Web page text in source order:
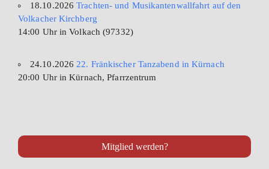
18.10.2026Trachten- und Musikantenwallfahrt auf den
Volkacher Kirchberg
14:00 Uhr in Volkach (97332)
24.10.2026 22. Fränkischer Tanzabend in Kürnach
20:00 Uhr in Kürnach, Pfarrzentrum
Mitglied werden?